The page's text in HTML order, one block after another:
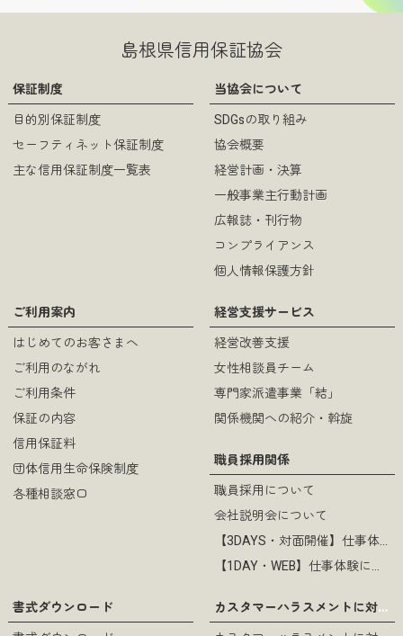
島根県信用保証協会
保証制度
目的別保証制度
セーフティネット保証制度
主な信用保証制度一覧表
当協会について
SDGsの取り組み
協会概要
経営計画・決算
一般事業主行動計画
広報誌・刊行物
コンプライアンス
個人情報保護方針
ご利用案内
はじめてのお客さまへ
ご利用のながれ
ご利用条件
保証の内容
信用保証料
団体信用生命保険制度
各種相談窓口
経営支援サービス
経営改善支援
女性相談員チーム
専門家派遣事業「結」
関係機関への紹介・斡旋
職員採用関係
職員採用について
会社説明会について
【3DAYS・対面開催】仕事体験について
【1DAY・WEB】仕事体験について
書式ダウンロード
カスタマーハラスメントに対する基本方針